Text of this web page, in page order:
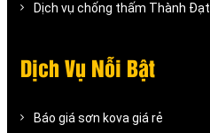
Dịch vụ chống thấm Thành Đạt
Dịch Vụ Nỗi Bật
Báo giá sơn kova giá rẻ